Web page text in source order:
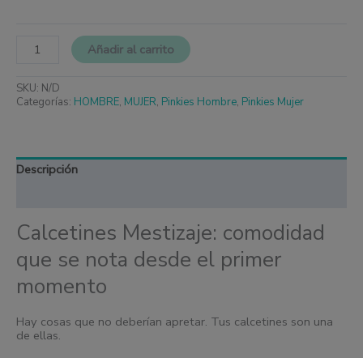
Añadir al carrito
SKU: N/D
Categorías: HOMBRE, MUJER, Pinkies Hombre, Pinkies Mujer
Descripción
Calcetines Mestizaje: comodidad
que se nota desde el primer
momento
Hay cosas que no deberían apretar. Tus calcetines son una
de ellas.